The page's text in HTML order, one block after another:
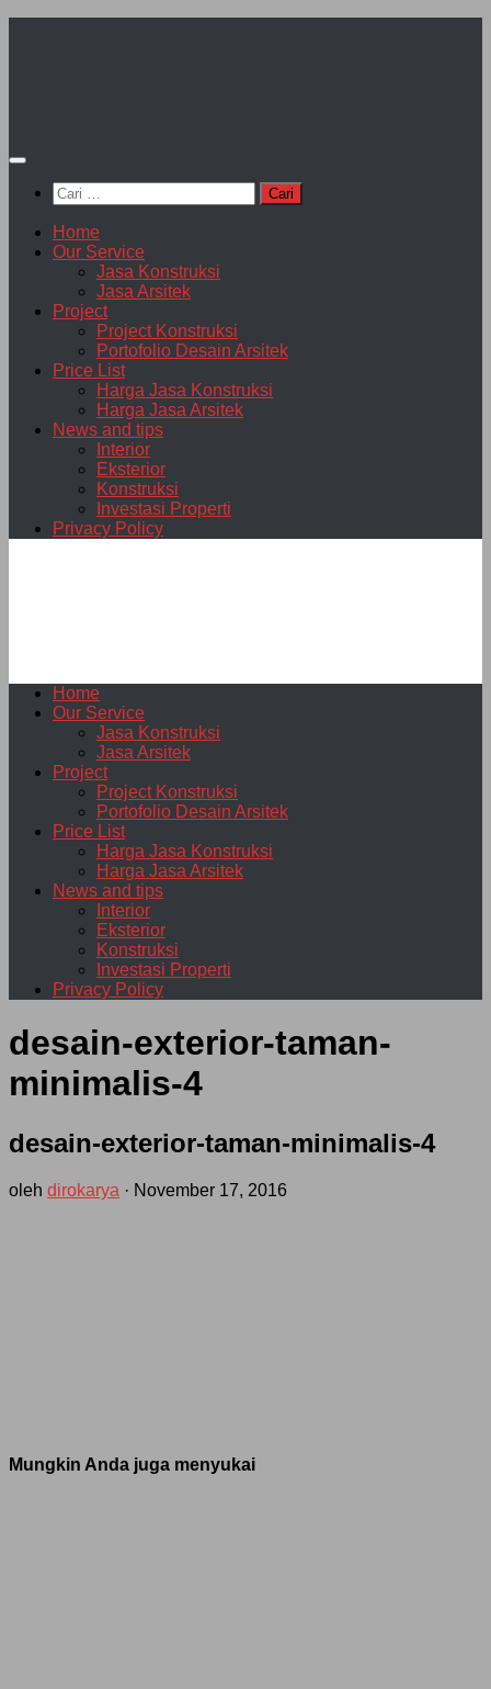
Cari
untuk:
Home
Our Service
Jasa Konstruksi
Jasa Arsitek
Project
Project Konstruksi
Portofolio Desain Arsitek
Price List
Harga Jasa Konstruksi
Harga Jasa Arsitek
News and tips
Interior
Eksterior
Konstruksi
Investasi Properti
Privacy Policy
Home
Our Service
Jasa Konstruksi
Jasa Arsitek
Project
Project Konstruksi
Portofolio Desain Arsitek
Price List
Harga Jasa Konstruksi
Harga Jasa Arsitek
News and tips
Interior
Eksterior
Konstruksi
Investasi Properti
Privacy Policy
desain-exterior-taman-
minimalis-4
desain-exterior-taman-minimalis-4
oleh dirokarya · November 17, 2016
Mungkin Anda juga menyukai